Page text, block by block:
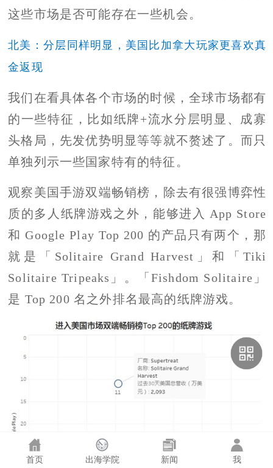
这些市场是否可能存在一些机会。
北美：分层同样明显，美国比加拿大玩家更喜欢真
金返现
我们在看具体各个市场的时候，全球市场都有
的一些特征，比如纸牌+流水分层明显、成寡
头格局，先发优势明显等等就不赘述了。而只
单独列示一些国家特有的特征。
观察美国手游双端畅销榜，除去有很强博弈性
质的多人纸牌游戏之外，能够进入 App Store
和 Google Play Top 200 的产品只有两个，那
就是「Solitaire Grand Harvest」和「Tiki
Solitaire Tripeaks」。「Fishdom Solitaire」
是 Top 200 名之外排名最高的纸牌游戏。
首页 出海学院 新闻 我